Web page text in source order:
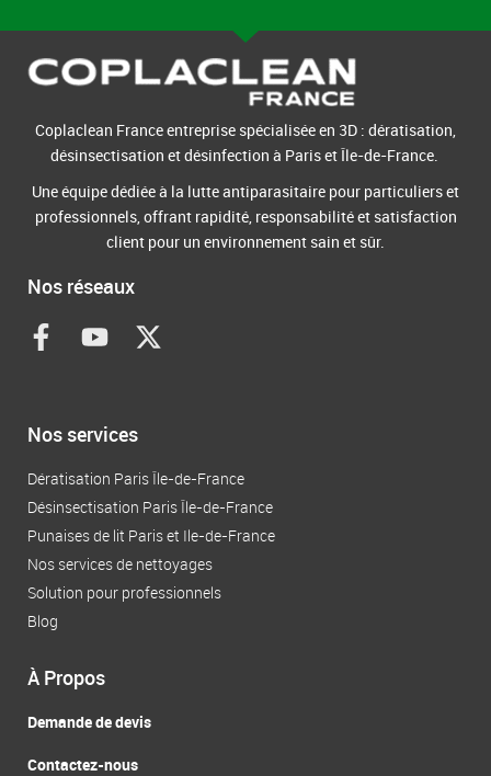
Coplaclean France entreprise spécialisée en 3D : dératisation,
désinsectisation et désinfection à Paris et Île-de-France.
Une équipe dédiée à la lutte antiparasitaire pour particuliers et
professionnels, offrant rapidité, responsabilité et satisfaction
client pour un environnement sain et sûr.
Nos réseaux
F
a
b
o
k
-
f
o
u
e
X
-
t
e
r
Nos services
Dératisation Paris Île-de-France
Désinsectisation Paris Île-de-France
Punaises de lit Paris et Ile-de-France
Nos services de nettoyages
Solution pour professionnels
Blog
À Propos
Demande de devis
Contactez-nous